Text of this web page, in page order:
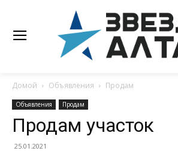
Домой Объявления Продам
Объявления Продам
Продам участок
25.01.2021